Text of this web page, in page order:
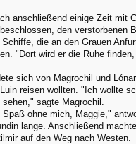
anschließend einige Zeit mit
den verstorbenen
die an den Grauen
"Dort wird er die Ruhe
sich von Magrochil und
reisen wollten. "Ich wollte
sagte Magrochil.
ohne mich, Maggie,"
lange. Anschließend
auf den Weg nach Westen.